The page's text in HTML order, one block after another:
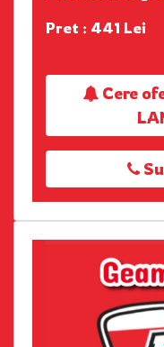
Pret : 441 Lei
Cere